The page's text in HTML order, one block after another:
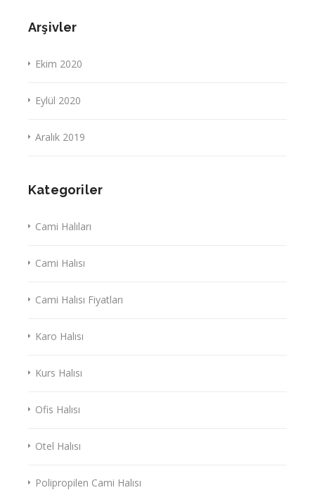
Arşivler
Ekim 2020
Eylül 2020
Aralık 2019
Kategoriler
Cami Halıları
Cami Halısı
Cami Halısı Fiyatları
Karo Halısı
Kurs Halısı
Ofis Halısı
Otel Halısı
Polipropilen Cami Halısı